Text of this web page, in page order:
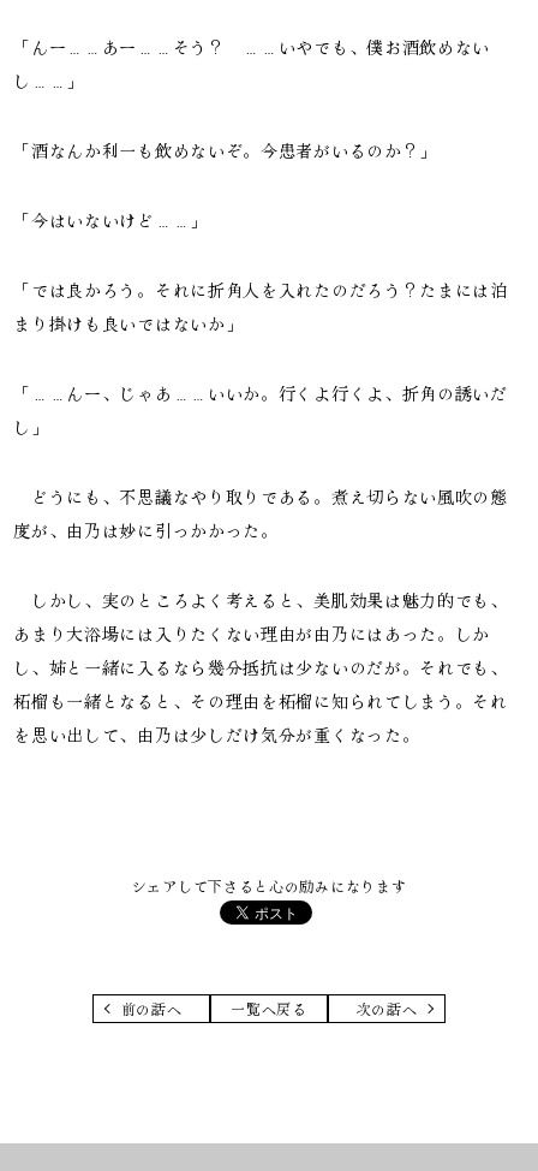
「んー……あー……そう？ ……いやでも、僕お酒飲めない
し……」
「酒なんか利一も飲めないぞ。今患者がいるのか？」
「今はいないけど……」
「では良かろう。それに折角人を入れたのだろう？たまには泊
まり掛けも良いではないか」
「……んー、じゃあ……いいか。行くよ行くよ、折角の誘いだ
し」
どうにも、不思議なやり取りである。煮え切らない風吹の態
度が、由乃は妙に引っかかった。
しかし、実のところよく考えると、美肌効果は魅力的でも、
あまり大浴場には入りたくない理由が由乃にはあった。しか
し、姉と一緒に入るなら幾分抵抗は少ないのだが。それでも、
柘榴も一緒となると、その理由を柘榴に知られてしまう。それ
を思い出して、由乃は少しだけ気分が重くなった。
シェアして下さると心の励みになります
前の話へ 一覧へ戻る 次の話へ